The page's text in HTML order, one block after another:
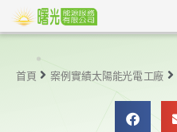
首頁 案例實績太陽能光電 工廠